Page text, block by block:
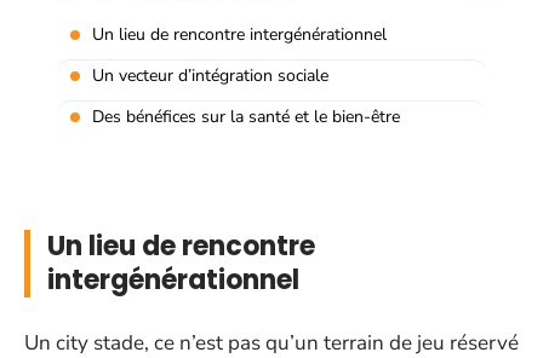
Un lieu de rencontre intergénérationnel
Un vecteur d’intégration sociale
Des bénéfices sur la santé et le bien-être
Un lieu de rencontre
intergénérationnel
Un city stade, ce n’est pas qu’un terrain de jeu réservé